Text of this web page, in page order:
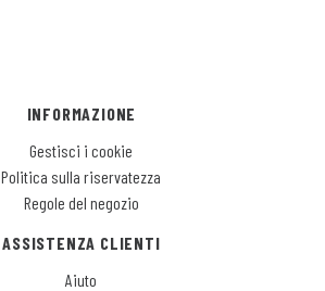
INFORMAZIONE
Gestisci i cookie
Politica sulla riservatezza
Regole del negozio
ASSISTENZA CLIENTI
Aiuto